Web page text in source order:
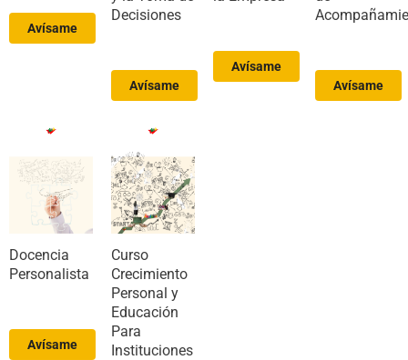
Avísame
Decisiones
Avísame
Avísame
Avísame
Docencia
Personalista
Avísame
Curso
Crecimiento
Personal y
Educación
Para
Instituciones